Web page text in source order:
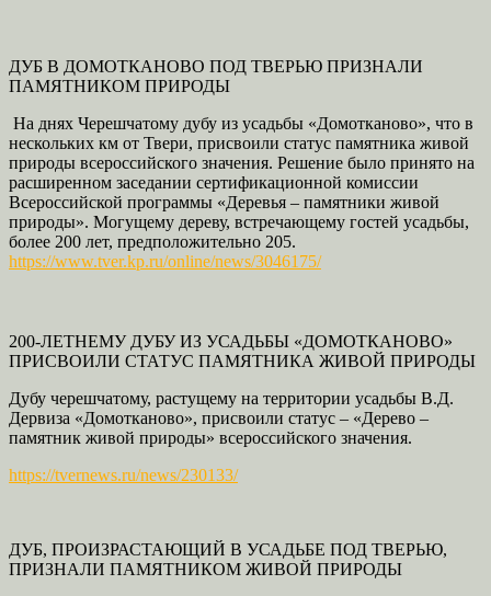
ДУБ В ДОМОТКАНОВО ПОД ТВЕРЬЮ ПРИЗНАЛИ
ПАМЯТНИКОМ ПРИРОДЫ
На днях Черешчатому дубу из усадьбы «Домотканово», что в
нескольких км от Твери, присвоили статус памятника живой
природы всероссийского значения. Решение было принято на
расширенном заседании сертификационной комиссии
Всероссийской программы «Деревья – памятники живой
природы». Могущему дереву, встречающему гостей усадьбы,
более 200 лет, предположительно 205.
https://www.tver.kp.ru/online/news/3046175/
200-ЛЕТНЕМУ ДУБУ ИЗ УСАДЬБЫ «ДОМОТКАНОВО»
ПРИСВОИЛИ СТАТУС ПАМЯТНИКА ЖИВОЙ ПРИРОДЫ
Дубу черешчатому, растущему на территории усадьбы В.Д.
Дервиза «Домотканово», присвоили статус – «Дерево –
памятник живой природы» всероссийского значения.
https://tvernews.ru/news/230133/
ДУБ, ПРОИЗРАСТАЮЩИЙ В УСАДЬБЕ ПОД ТВЕРЬЮ,
ПРИЗНАЛИ ПАМЯТНИКОМ ЖИВОЙ ПРИРОДЫ